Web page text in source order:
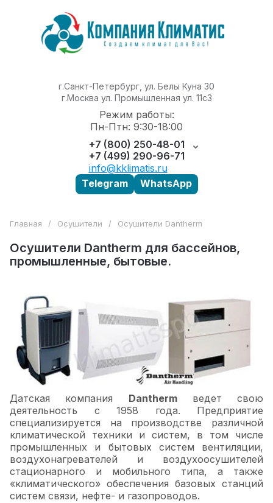
г.Санкт-Петербург, ул. Белы Куна 30
г.Москва ул. Промышленная ул. 11с3
Режим работы:
Пн-Птн: 9:30-18:00
+7 (800) 250-48-01
+7 (499) 290-96-71
info@kklimatis.ru
Telegram
WhatsApp
Главная / Осушители / Осушители Dantherm
Осушители Dantherm для бассейнов,
промышленные, бытовые.
Датская компания Danthermведет свою
деятельность с 1958 года. Предприятие
специализируется на производстве различной
климатической техники и систем, в том числе
промышленных и бытовых систем вентиляции,
воздухонагревателей и воздухоосушителей
стационарного и мобильного типа, а также
«климатического» обеспечения базовых станций
систем связи, нефте- и газопроводов.